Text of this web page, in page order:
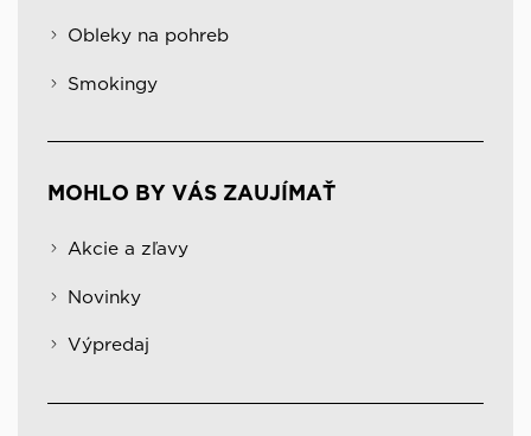
Obleky na pohreb
Smokingy
MOHLO BY VÁS ZAUJÍMAŤ
Akcie a zľavy
Novinky
Výpredaj